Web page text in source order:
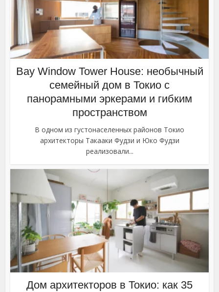
Bay Window Tower House: необычный
семейный дом в Токио с
панорамными эркерами и гибким
пространством
В одном из густонаселенных районов Токио
архитекторы Такааки Фудзи и Юко Фудзи
реализовали...
Дом архитекторов в Токио: как 35